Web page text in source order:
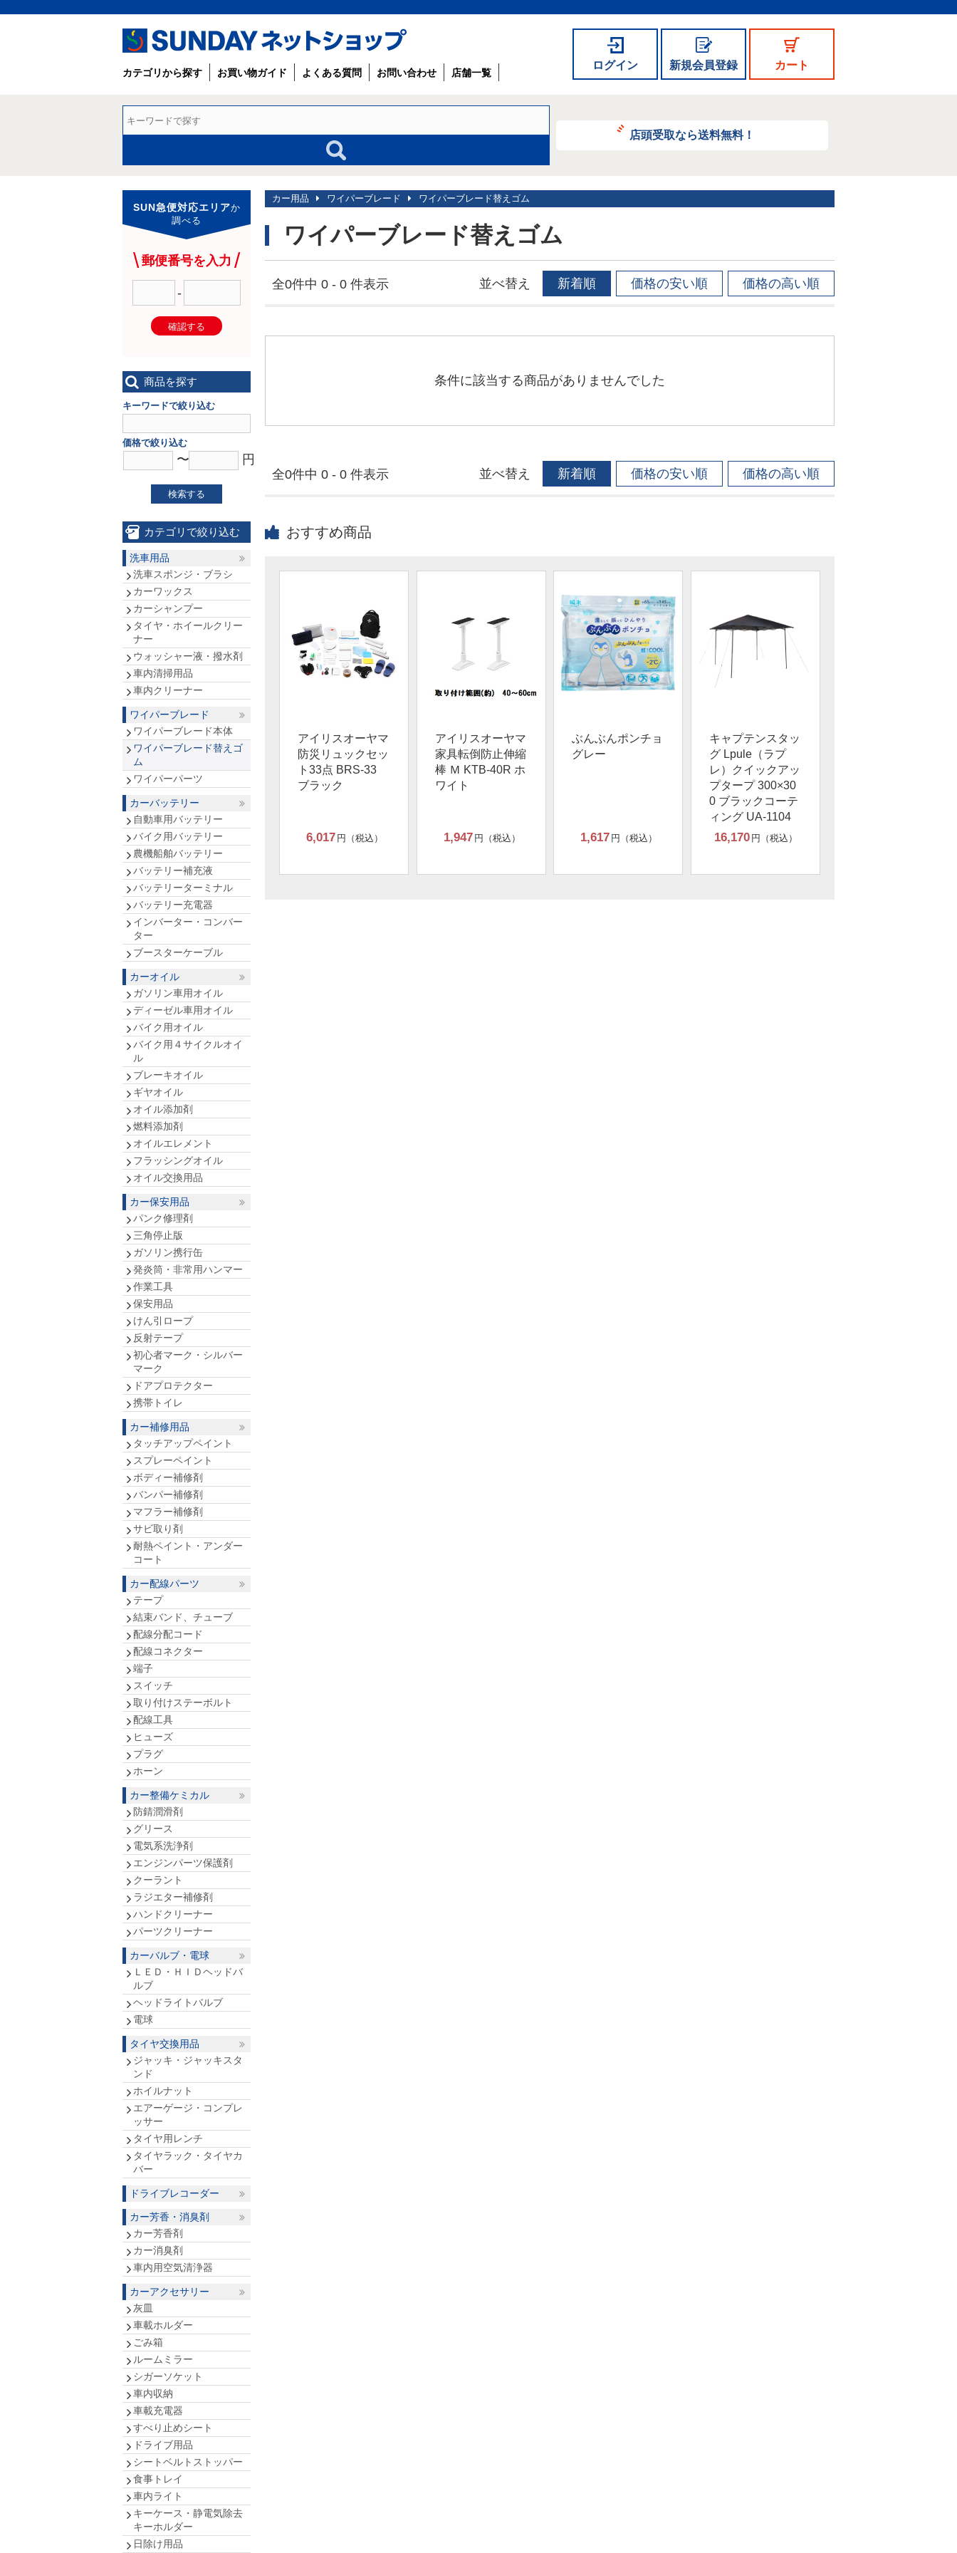
ログイン 新規会員登録 カート
カテゴリから探す お買い物ガイド よくある質問 お問い合わせ 店舗一覧
店頭受取なら送料無料！
カー用品 ワイパーブレード ワイパーブレード替えゴム
ワイパーブレード替えゴム
全0件中 0 - 0 件表示 並べ替え 新着順 価格の安い順 価格の高い順
条件に該当する商品がありませんでした
全0件中 0 - 0 件表示 並べ替え 新着順 価格の安い順 価格の高い順
SUN急便対応エリアか
調べる
郵便番号を入力
-
確認する
商品を探す
キーワードで絞り込む
価格で絞り込む
〜 円
検索する
カテゴリで絞り込む
洗車用品
洗車スポンジ・ブラシ
カーワックス
カーシャンプー
タイヤ・ホイールクリー
ナー
ウォッシャー液・撥水剤
車内清掃用品
車内クリーナー
ワイパーブレード
ワイパーブレード本体
ワイパーブレード替えゴ
ム
ワイパーパーツ
カーバッテリー
自動車用バッテリー
バイク用バッテリー
農機船舶バッテリー
バッテリー補充液
バッテリーターミナル
バッテリー充電器
インバーター・コンバー
ター
ブースターケーブル
カーオイル
ガソリン車用オイル
ディーゼル車用オイル
バイク用オイル
バイク用４サイクルオイ
ル
ブレーキオイル
ギヤオイル
オイル添加剤
燃料添加剤
オイルエレメント
フラッシングオイル
オイル交換用品
カー保安用品
パンク修理剤
三角停止版
ガソリン携行缶
発炎筒・非常用ハンマー
作業工具
保安用品
けん引ロープ
反射テープ
初心者マーク・シルバー
マーク
ドアプロテクター
携帯トイレ
カー補修用品
タッチアップペイント
スプレーペイント
ボディー補修剤
バンパー補修剤
マフラー補修剤
サビ取り剤
耐熱ペイント・アンダー
コート
カー配線パーツ
テープ
結束バンド、チューブ
配線分配コード
配線コネクター
端子
スイッチ
取り付けステーボルト
配線工具
ヒューズ
プラグ
ホーン
カー整備ケミカル
防錆潤滑剤
グリース
電気系洗浄剤
エンジンパーツ保護剤
クーラント
ラジエター補修剤
ハンドクリーナー
パーツクリーナー
カーバルブ・電球
ＬＥＤ・ＨＩＤヘッドバ
ルブ
ヘッドライトバルブ
電球
タイヤ交換用品
ジャッキ・ジャッキスタ
ンド
ホイルナット
エアーゲージ・コンプレ
ッサー
タイヤ用レンチ
タイヤラック・タイヤカ
バー
ドライブレコーダー
カー芳香・消臭剤
カー芳香剤
カー消臭剤
車内用空気清浄器
カーアクセサリー
灰皿
車載ホルダー
ごみ箱
ルームミラー
シガーソケット
車内収納
車載充電器
すべり止めシート
ドライブ用品
シートベルトストッパー
食事トレイ
車内ライト
キーケース・静電気除去
キーホルダー
日除け用品
おすすめ商品
アイリスオーヤマ
防災リュックセッ
ト33点 BRS-33
ブラック
6,017 円（税込）
アイリスオーヤマ
家具転倒防止伸縮
棒 Ｍ KTB-40R ホ
ワイト
1,947 円（税込）
ぶんぶんポンチョ
グレー
1,617 円（税込）
キャプテンスタッ
グ Lpule（ラプ
レ）クイックアッ
プタープ 300×30
0 ブラックコーテ
ィング UA-1104
16,170 円（税込）